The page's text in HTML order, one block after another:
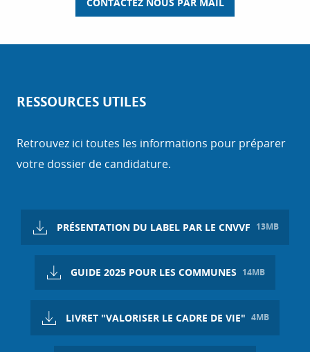
CONTACTEZ NOUS PAR MAIL
RESSOURCES UTILES
Retrouvez ici toutes les informations pour préparer
votre dossier de candidature.
PRÉSENTATION DU LABEL PAR LE CNVVF 13MB
GUIDE 2025 POUR LES COMMUNES 14MB
LIVRET "VALORISER LE CADRE DE VIE" 4MB